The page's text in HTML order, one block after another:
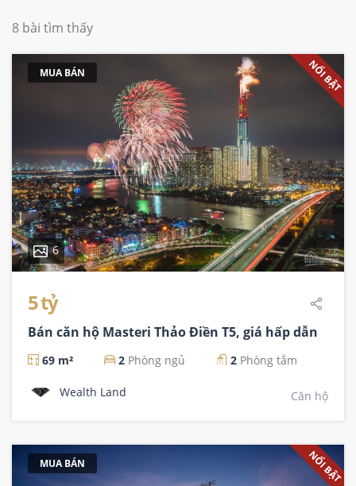
8 bài tìm thấy
MUA BÁN NỔI BẬT
6
5 tỷ
Bán căn hộ Masteri Thảo Điền T5, giá hấp dẫn
69 m² 2 Phòng ngủ 2 Phòng tắm
Wealth Land Căn hộ
MUA BÁN NỔI BẬT